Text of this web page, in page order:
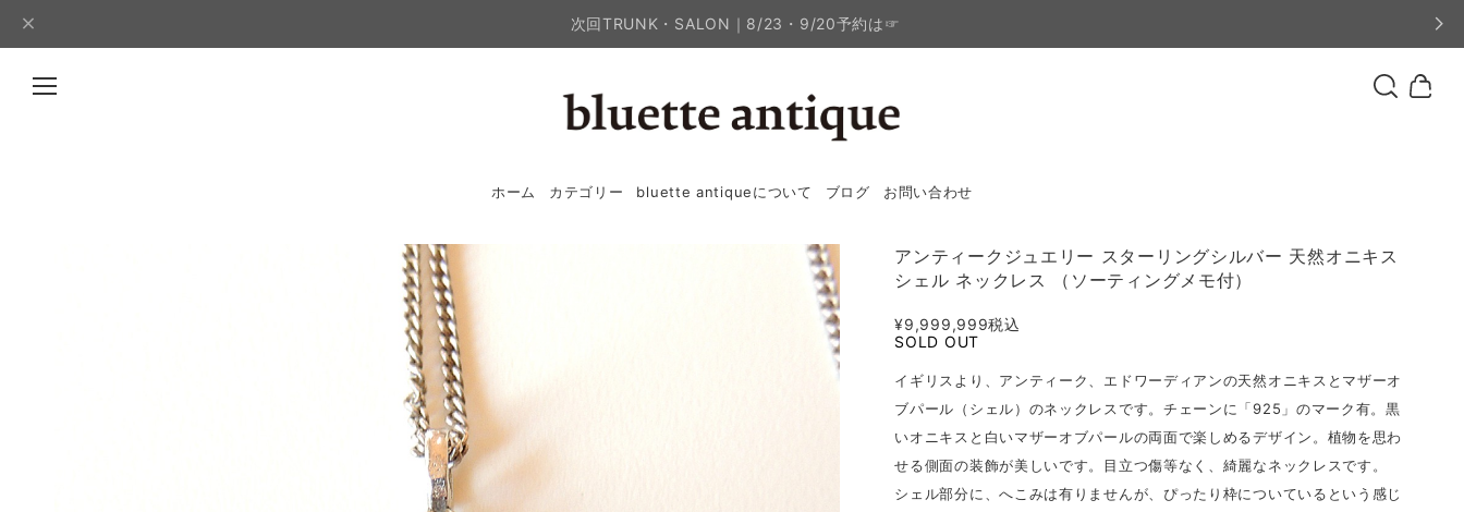
次回TRUNK・SALON｜8/23・9/20予約は☞
ホーム カテゴリー bluette antiqueについて ブログ お問い合わせ
アンティークジュエリー スターリングシルバー 天然オニキス
シェル ネックレス （ソーティングメモ付）
¥9,999,999税込
SOLD OUT
イギリスより、アンティーク、エドワーディアンの天然オニキスとマザーオ
ブパール（シェル）のネックレスです。チェーンに「925」のマーク有。黒
いオニキスと白いマザーオブパールの両面で楽しめるデザイン。植物を思わ
せる側面の装飾が美しいです。目立つ傷等なく、綺麗なネックレスです。
シェル部分に、へこみは有りませんが、ぴったり枠についているという感じ